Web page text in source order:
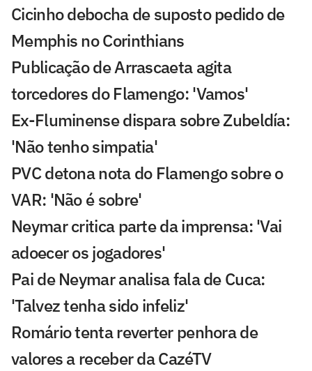
Cicinho debocha de suposto pedido de
Memphis no Corinthians
Publicação de Arrascaeta agita
torcedores do Flamengo: 'Vamos'
Ex-Fluminense dispara sobre Zubeldía:
'Não tenho simpatia'
PVC detona nota do Flamengo sobre o
VAR: 'Não é sobre'
Neymar critica parte da imprensa: 'Vai
adoecer os jogadores'
Pai de Neymar analisa fala de Cuca:
'Talvez tenha sido infeliz'
Romário tenta reverter penhora de
valores a receber da CazéTV